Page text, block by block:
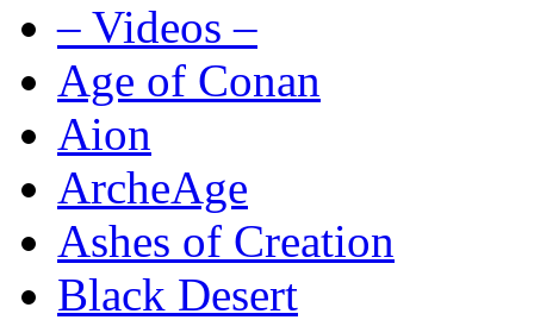
– Videos –
Age of Conan
Aion
ArcheAge
Ashes of Creation
Black Desert